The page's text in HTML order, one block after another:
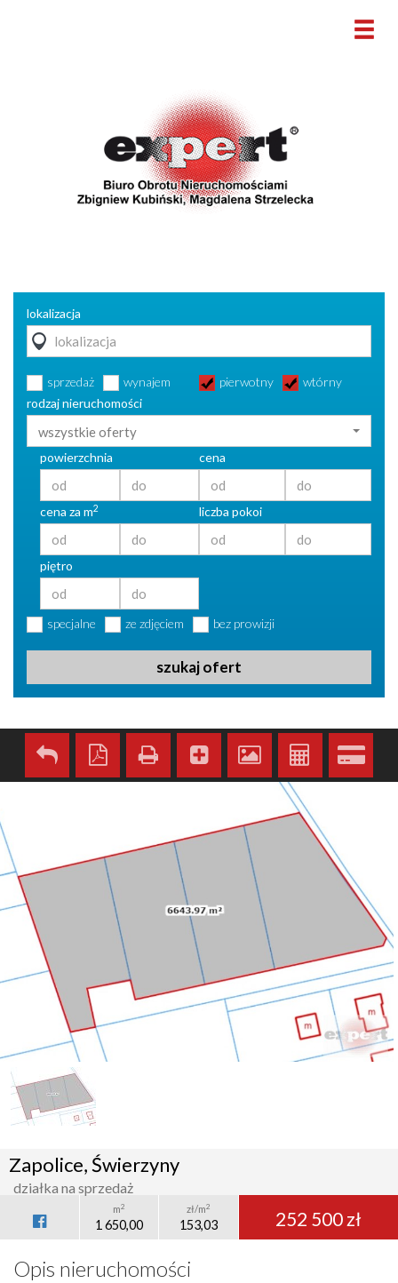
lokalizacja
sprzedaż wynajem pierwotny
wtórny
rodzaj nieruchomości
wszystkie oferty
powierzchnia cena
cena za m2 liczba pokoi
piętro
specjalne ze zdjęciem bez prowizji
szukaj ofert
Zapolice, Świerzyny
działka na sprzedaż
m2
1 650,00
zł/m2
153,03 252 500 zł
Opis nieruchomości